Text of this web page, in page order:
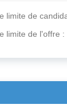
limite de
limite de l'offre :